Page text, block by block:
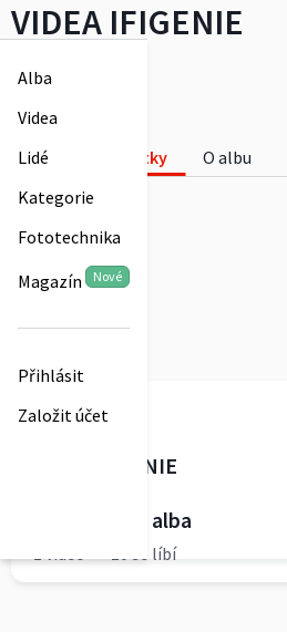
Alba
Videa
Lidé
Kategorie
Fototechnika
Magazín Nové
Přihlásit
Založit účet
VIDEA IFIGENIE
VIDEA IFIGENIE
Fotky
O albu
0
ORNELIA
VIDEA IFIGENIE
Podrobnosti alba
1 video 10 se líbí